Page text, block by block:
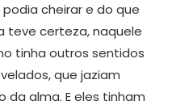
cheirar e do que
teve certeza, naquele
tinha outros sentidos
que jaziam
da alma. E eles tinham